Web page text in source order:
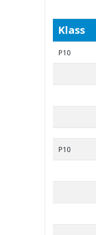
Klass
P10
P10